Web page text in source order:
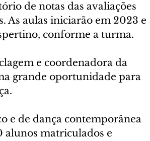
de notas das avaliações
As aulas iniciarão em 2023 e
conforme a turma.
e coordenadora da
grande oportunidade para
e de dança contemporânea
alunos matriculados e